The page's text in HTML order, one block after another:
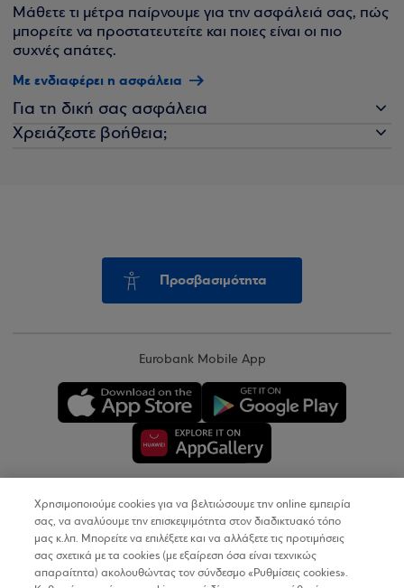
Μάθετε τι μέτρα παίρνουμε για την ασφάλειά σας, πώς
μπορείτε να προστατευτείτε και ποιες είναι οι πιο
συχνές απάτες.
Με ενδιαφέρει η ασφάλεια
Για τη δική σας ασφάλεια
Χρειάζεστε βοήθεια;
Προσβασιμότητα
Eurobank Mobile App
Copyright © 2026
Όροι Χρήσης
Χρησιμοποιούμε cookies για να βελτιώσουμε την online εμπειρία
σας, να αναλύουμε την επισκεψιμότητα στον διαδικτυακό τόπο
μας κ.λπ. Μπορείτε να επιλέξετε και να αλλάξετε τις προτιμήσεις
σας σχετικά με τα cookies (με εξαίρεση όσα είναι τεχνικώς
απαραίτητα) ακολουθώντας τον σύνδεσμο «Ρυθμίσεις cookies».